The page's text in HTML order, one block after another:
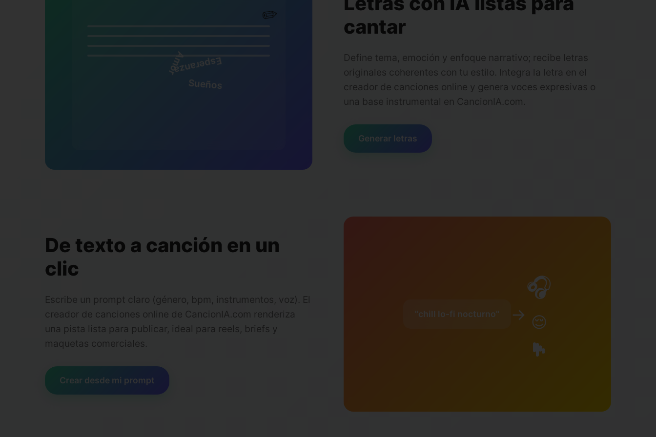
cantar
Define tema, emoción y enfoque narrativo; recibe letras
originales coherentes con tu estilo. Integra la letra en el
creador de canciones online y genera voces expresivas o
una base instrumental en CancionIA.com.
Generar letras
✏️
Amor Sueños
Esperanza
De texto a canción en un
clic
Escribe un prompt claro (género, bpm, instrumentos, voz). El
creador de canciones online de CancionIA.com renderiza
una pista lista para publicar, ideal para reels, briefs y
maquetas comerciales.
Crear desde mi prompt
"chill lo-fi nocturno" →
🎧
😌